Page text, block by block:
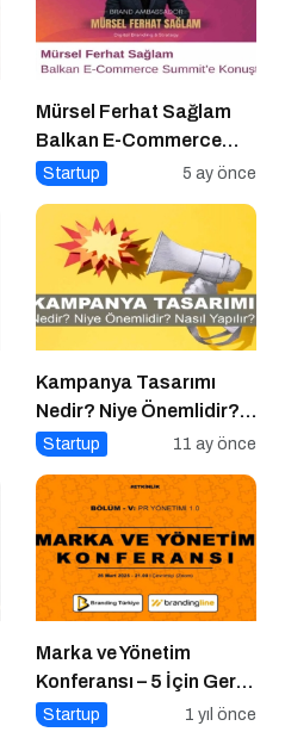
Mürsel Ferhat Sağlam
Balkan E-Commerce
Summit’e Konuştu
Startup 5 ay önce
Kampanya Tasarımı
Nedir? Niye Önemlidir?
Kampanya Tasarımı
Startup 11 ay önce
Marka ve Yönetim
Konferansı – 5 İçin Geri
Sayım!
Startup 1 yıl önce